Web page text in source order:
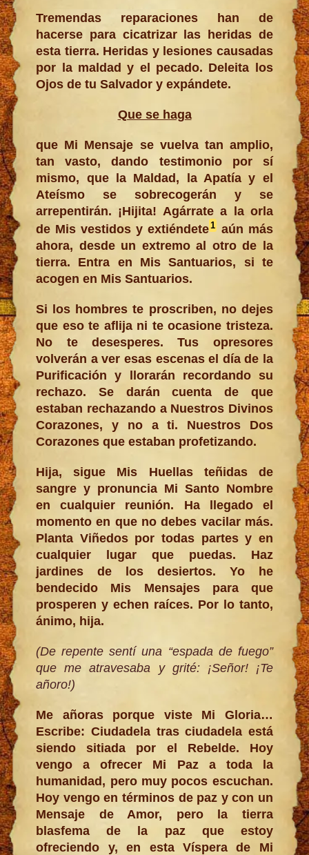
Tremendas reparaciones han de
hacerse para cicatrizar las heridas de
esta tierra. Heridas y lesiones causadas
por la maldad y el pecado. Deleita los
Ojos de tu Salvador y expándete.
Que se haga
que Mi Mensaje se vuelva tan amplio,
tan vasto, dando testimonio por sí
mismo, que la Maldad, la Apatía y el
Ateísmo se sobrecogerán y se
arrepentirán. ¡Hijita! Agárrate a la orla
de Mis vestidos y extiéndete1aún más
ahora, desde un extremo al otro de la
tierra. Entra en Mis Santuarios, si te
acogen en Mis Santuarios.
Si los hombres te proscriben, no dejes
que eso te aflija ni te ocasione tristeza.
No te desesperes. Tus opresores
volverán a ver esas escenas el día de la
Purificación y llorarán recordando su
rechazo. Se darán cuenta de que
estaban rechazando a Nuestros Divinos
Corazones, y no a ti. Nuestros Dos
Corazones que estaban profetizando.
Hija, sigue Mis Huellas teñidas de
sangre y pronuncia Mi Santo Nombre
en cualquier reunión. Ha llegado el
momento en que no debes vacilar más.
Planta Viñedos por todas partes y en
cualquier lugar que puedas. Haz
jardines de los desiertos. Yo he
bendecido Mis Mensajes para que
prosperen y echen raíces. Por lo tanto,
ánimo, hija.
(De repente sentí una “espada de fuego”
que me atravesaba y grité: ¡Señor! ¡Te
añoro!)
Me añoras porque viste Mi Gloria…
Escribe: Ciudadela tras ciudadela está
siendo sitiada por el Rebelde. Hoy
vengo a ofrecer Mi Paz a toda la
humanidad, pero muy pocos escuchan.
Hoy vengo en términos de paz y con un
Mensaje de Amor, pero la tierra
blasfema de la paz que estoy
ofreciendo y, en esta Víspera de Mi